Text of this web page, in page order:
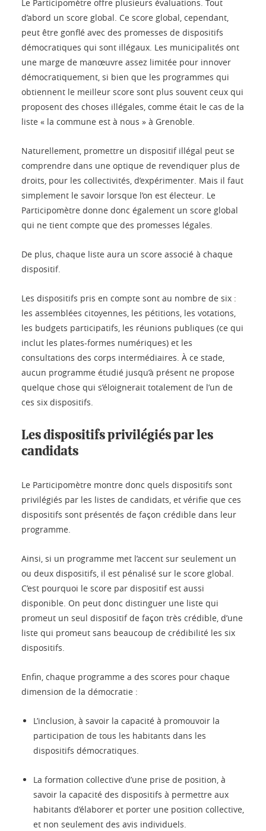
Le Participomètre offre plusieurs évaluations. Tout
d’abord un score global. Ce score global, cependant,
peut être gonflé avec des promesses de dispositifs
démocratiques qui sont illégaux. Les municipalités ont
une marge de manœuvre assez limitée pour innover
démocratiquement, si bien que les programmes qui
obtiennent le meilleur score sont plus souvent ceux qui
proposent des choses illégales, comme était le cas de la
liste « la commune est à nous » à Grenoble.
Naturellement, promettre un dispositif illégal peut se
comprendre dans une optique de revendiquer plus de
droits, pour les collectivités, d’expérimenter. Mais il faut
simplement le savoir lorsque l’on est électeur. Le
Participomètre donne donc également un score global
qui ne tient compte que des promesses légales.
De plus, chaque liste aura un score associé à chaque
dispositif.
Les dispositifs pris en compte sont au nombre de six :
les assemblées citoyennes, les pétitions, les votations,
les budgets participatifs, les réunions publiques (ce qui
inclut les plates-formes numériques) et les
consultations des corps intermédiaires. À ce stade,
aucun programme étudié jusqu’à présent ne propose
quelque chose qui s’éloignerait totalement de l’un de
ces six dispositifs.
Les dispositifs privilégiés par les
candidats
Le Participomètre montre donc quels dispositifs sont
privilégiés par les listes de candidats, et vérifie que ces
dispositifs sont présentés de façon crédible dans leur
programme.
Ainsi, si un programme met l’accent sur seulement un
ou deux dispositifs, il est pénalisé sur le score global.
C’est pourquoi le score par dispositif est aussi
disponible. On peut donc distinguer une liste qui
promeut un seul dispositif de façon très crédible, d’une
liste qui promeut sans beaucoup de crédibilité les six
dispositifs.
Enfin, chaque programme a des scores pour chaque
dimension de la démocratie :
L’inclusion, à savoir la capacité à promouvoir la
participation de tous les habitants dans les
dispositifs démocratiques.
La formation collective d’une prise de position, à
savoir la capacité des dispositifs à permettre aux
habitants d’élaborer et porter une position collective,
et non seulement des avis individuels.